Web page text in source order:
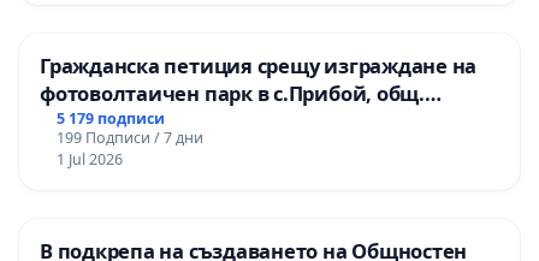
Гражданска петиция срещу изграждане на
фотоволтаичен парк в с.Прибой, общ.
Радомир
5 179 подписи
199 Подписи / 7 дни
1 Jul 2026
В подкрепа на създаването на Общностен